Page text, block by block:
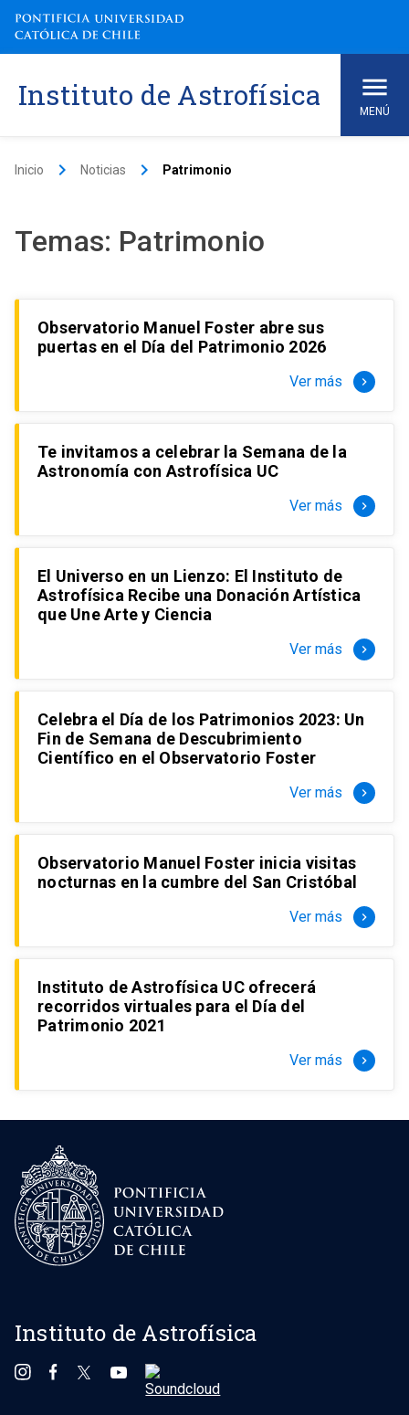
Skip
content
Instituto de Astrofísica MENÚ
Inicio keyboard_arrow_right Noticias keyboard_arrow_right Patrimonio
Temas: Patrimonio
Observatorio Manuel Foster abre sus
puertas en el Día del Patrimonio 2026
Ver más keyboard_arrow_right
Te invitamos a celebrar la Semana de la
Astronomía con Astrofísica UC
Ver más keyboard_arrow_right
El Universo en un Lienzo: El Instituto de
Astrofísica Recibe una Donación Artística
que Une Arte y Ciencia
Ver más keyboard_arrow_right
Celebra el Día de los Patrimonios 2023: Un
Fin de Semana de Descubrimiento
Científico en el Observatorio Foster
Ver más keyboard_arrow_right
Observatorio Manuel Foster inicia visitas
nocturnas en la cumbre del San Cristóbal
Ver más keyboard_arrow_right
Instituto de Astrofísica UC ofrecerá
recorridos virtuales para el Día del
Patrimonio 2021
Ver más keyboard_arrow_right
Instituto de Astrofísica